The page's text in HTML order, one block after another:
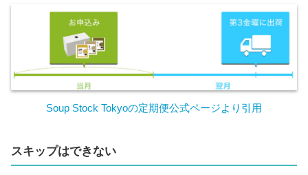
Soup Stock Tokyoの定期便公式ページより引用
スキップはできない